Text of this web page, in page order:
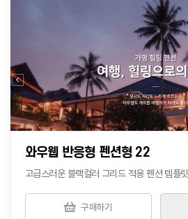
와우웹 반응형 펜션형 22
고급스러운 블랙컬러 그리드 적용 펜션 템플릿
구매하기